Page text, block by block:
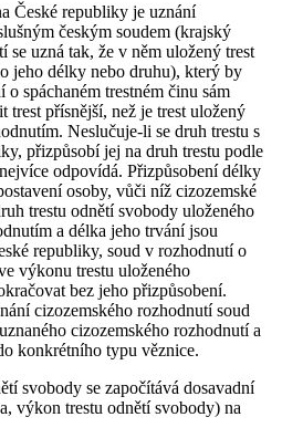
České republiky je uznání
českým soudem (krajský
se uzná tak, že v něm uložený trest
jeho délky nebo druhu), který by
spáchaném trestném činu sám
trest přísnější, než je trest uložený
Neslučuje-li se druh trestu s
přizpůsobí jej na druh trestu podle
odpovídá. Přizpůsobení délky
osoby, vůči níž cizozemské
trestu odnětí svobody uloženého
a délka jeho trvání jsou
republiky, soud v rozhodnutí o
výkonu trestu uloženého
bez jeho přizpůsobení.
cizozemského rozhodnutí soud
cizozemského rozhodnutí a
konkrétního typu věznice.
svobody se započítává dosavadní
výkon trestu odnětí svobody) na